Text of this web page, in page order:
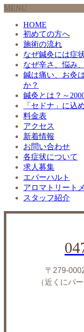
MENU
HOME
初めての方へ
施術の流れ
なぜ鍼灸には症
なぜ辛さ、悩み
鍼は痛い、お灸
か？
鍼灸とは？～
「セドナ」に込
料金表
アクセス
新着情報
お問い合わせ
各症状について
求人募集
エバーハルト
アロマトリート
スタッフ紹介
〒279-
（近くにパ